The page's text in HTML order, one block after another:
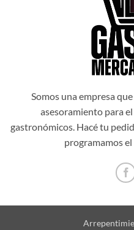
Somos una empresa
asesoramiento para
gastronómicos. Hacé tu
programamos